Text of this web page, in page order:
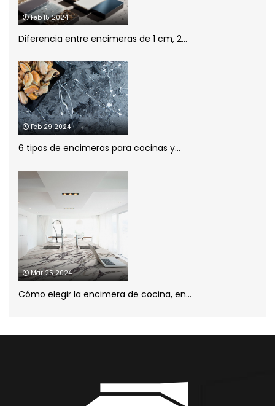
Planificación de la cocina(1)
Sin categoría(1)
Feb 15 2024
Diferencia entre encimeras de 1 cm, 2...
Feb 29 2024
6 tipos de encimeras para cocinas y...
Mar 25 2024
Cómo elegir la encimera de cocina, en...